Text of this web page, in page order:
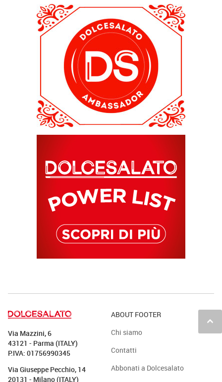
keyboard_arrow_up
Via Mazzini, 6
43121 - Parma (ITALY)
P.IVA: 01756990345
Via Giuseppe Pecchio, 14
20131 - Milano (ITALY)
ABOUT FOOTER
Chi siamo
Contatti
Abbonati a Dolcesalato